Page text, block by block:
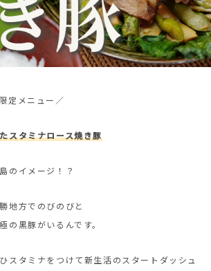
定メニュー／
スタミナロース焼き豚
のイメージ！？
地方でのびのびと
の黒豚がいるんです。
スタミナをつけて新生活のスタートダッシュ